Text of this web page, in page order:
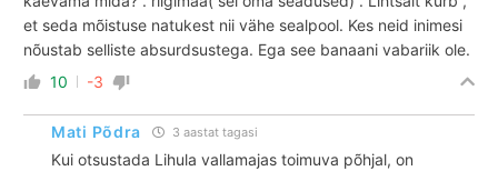
et seda mõistuse natukest nii vähe sealpool. Kes neid inimesi
nõustab selliste absurdsustega. Ega see banaani vabariik ole.
10
-3
Mati Põdra 3 aastat tagasi
Kui otsustada Lihula vallamajas toimuva põhjal, on